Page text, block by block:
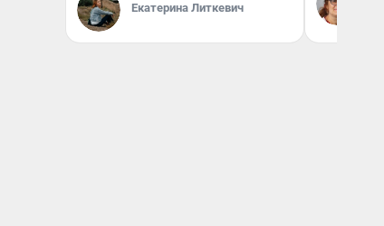
Екатерина Литкевич